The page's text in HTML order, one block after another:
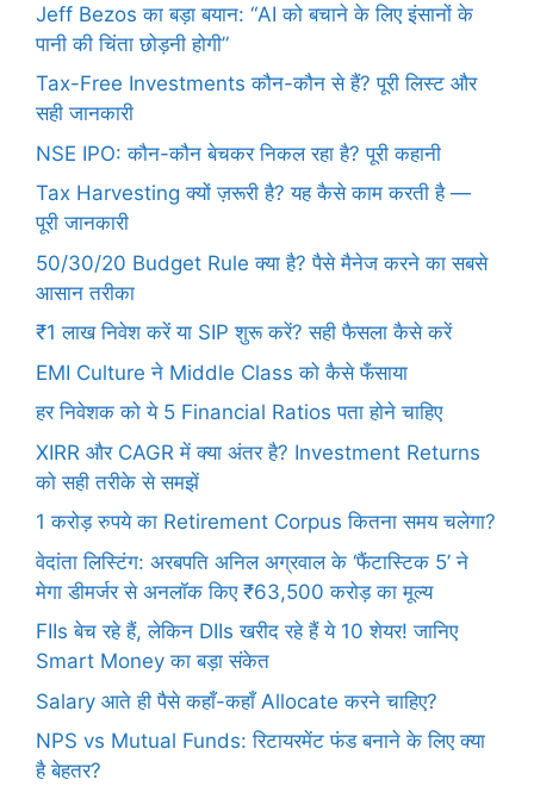
Jeff Bezos का बड़ा बयान: “AI को बचाने के लिए इंसानों के
पानी की चिंता छोड़नी होगी”
Tax-Free Investments कौन-कौन से हैं? पूरी लिस्ट और
सही जानकारी
NSE IPO: कौन-कौन बेचकर निकल रहा है? पूरी कहानी
Tax Harvesting क्यों ज़रूरी है? यह कैसे काम करती है —
पूरी जानकारी
50/30/20 Budget Rule क्या है? पैसे मैनेज करने का सबसे
आसान तरीका
₹1 लाख निवेश करें या SIP शुरू करें? सही फैसला कैसे करें
EMI Culture ने Middle Class को कैसे फँसाया
हर निवेशक को ये 5 Financial Ratios पता होने चाहिए
XIRR और CAGR में क्या अंतर है? Investment Returns
को सही तरीके से समझें
1 करोड़ रुपये का Retirement Corpus कितना समय चलेगा?
वेदांता लिस्टिंग: अरबपति अनिल अग्रवाल के ‘फैंटास्टिक 5’ ने
मेगा डीमर्जर से अनलॉक किए ₹63,500 करोड़ का मूल्य
FIIs बेच रहे हैं, लेकिन DIIs खरीद रहे हैं ये 10 शेयर! जानिए
Smart Money का बड़ा संकेत
Salary आते ही पैसे कहाँ-कहाँ Allocate करने चाहिए?
NPS vs Mutual Funds: रिटायरमेंट फंड बनाने के लिए क्या
है बेहतर?